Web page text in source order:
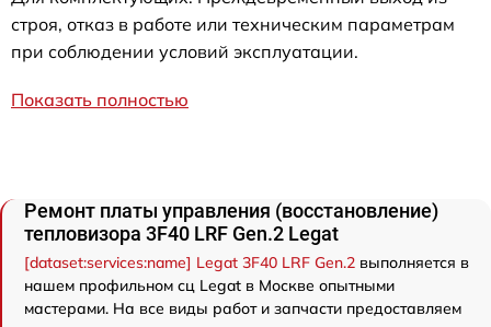
строя, отказ в работе или техническим параметрам
при соблюдении условий эксплуатации.
Показать полностью
Ремонт платы управления (восстановление)
тепловизора 3F40 LRF Gen.2 Legat
[dataset:services:name] Legat 3F40 LRF Gen.2 выполняется в
нашем профильном сц Legat в Москве опытными
мастерами. На все виды работ и запчасти предоставляем